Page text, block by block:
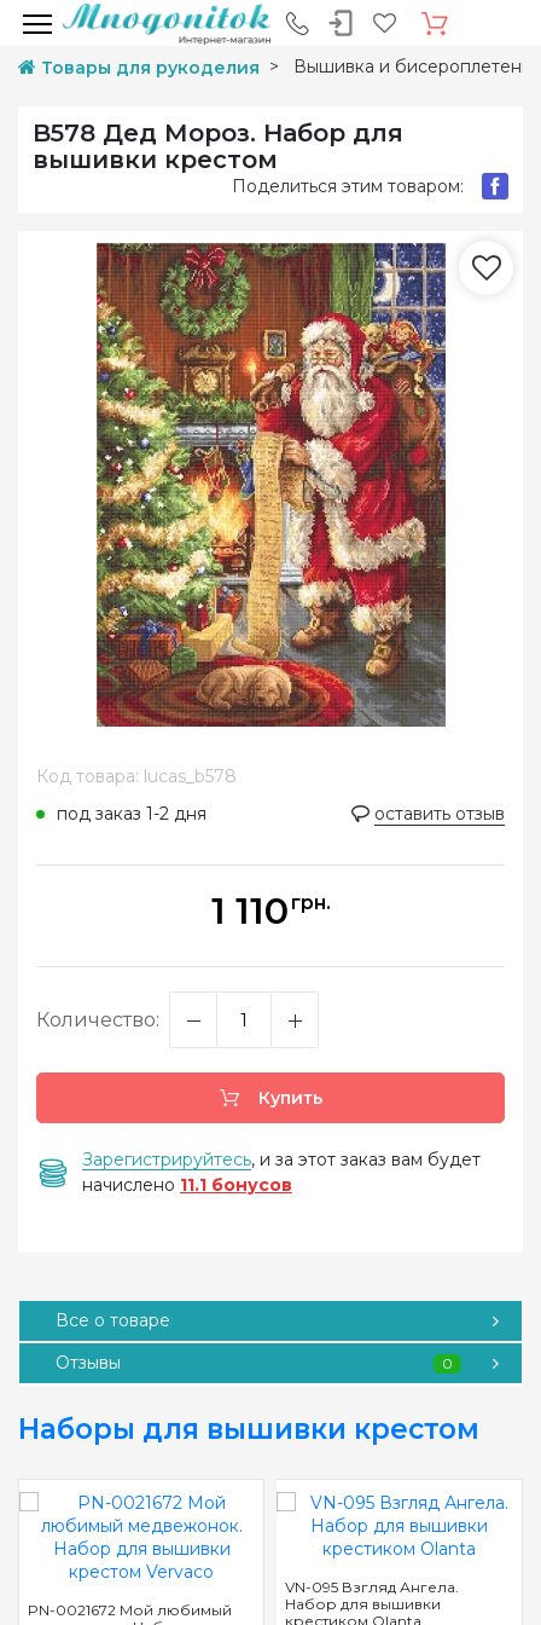
Товары для рукоделия Вышивка и
B578 Дед Мороз. Набор для
вышивки крестом
Поделиться этим товаром:
Код товара: lucas_b578
под заказ 1-2 дня
оставить отзыв
1 110 грн.
Количество:
Купить
Зарегистрируйтесь, и за этот заказ вам будет
начислено 11.1 бонусов
Все о товаре
Отзывы
0
Наборы для вышивки крестом
PN-0021672 Мой любимый
VN-095 Взгляд Ангела.
Набор для вышивки
крестиком Olanta